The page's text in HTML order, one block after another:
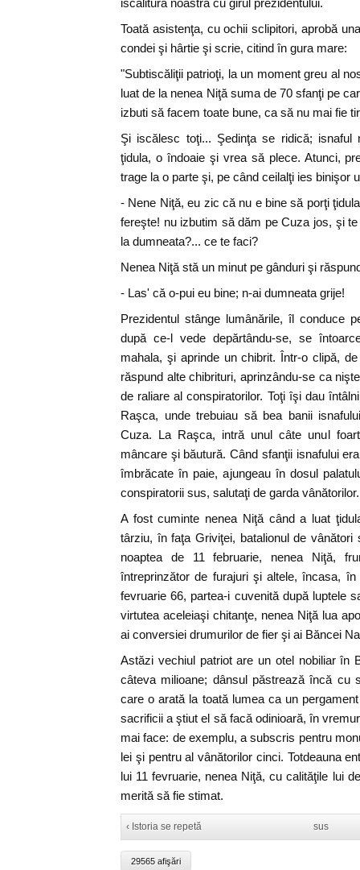
iscălitura noastră cu girul prezidentului.
Toată asistenţa, cu ochii sclipitori, aprobă
condei şi hârtie şi scrie, citind în gura mare:
"Subtiscăliţii patrioţi, la un moment greu al
luat de la nenea Niţă suma de 70 sfanţi pe
izbuti să facem toate bune, ca să nu mai fie
Şi iscălesc toţi... Şedinţa se ridică; isnaful
ţidula, o îndoaie şi vrea să plece. Atunci,
trage la o parte şi, pe când ceilalţi ies binişor
- Nene Niţă, eu zic că nu e bine să porţi
fereşte! nu izbutim să dăm pe Cuza jos, şi
la dumneata?... ce te faci?
Nenea Niţă stă un minut pe gânduri şi
- Las' că o-pui eu bine; n-ai dumneata grije!
Prezidentul stânge lumânările, îl conduce
după ce-l vede depărtându-se, se
mahala, şi aprinde un chibrit. Într-o clipă,
răspund alte chibrituri, aprinzându-se ca
de raliare al conspiratorilor. Toţi îşi dau
Raşca, unde trebuiau să bea banii
Cuza. La Raşca, intră unul câte unul
mâncare şi băutură. Când sfanţii isnafului
îmbrăcate în paie, ajungeau în dosul
conspiratorii sus, salutaţi de garda
A fost cuminte nenea Niţă când a luat
târziu, în faţa Griviţei, batalionul de
noaptea de 11 februarie, nenea Niţă,
întreprinzător de furajuri şi altele, încasa,
fevruarie 66, partea-i cuvenită după luptele
virtutea aceleiaşi chitanţe, nenea Niţă lua
ai conversiei drumurilor de fier şi ai Băncei
Astăzi vechiul patriot are un otel nobiliar în
câteva milioane; dânsul păstrează încă cu
care o arată la toată lumea ca un
sacrificii a ştiut el să facă odinioară, în
mai face: de exemplu, a subscris pentru
lei şi pentru al vânătorilor cinci. Totdeauna
lui 11 fevruarie, nenea Niţă, cu calităţile lui
merită să fie stimat.
‹ Istoria se repetă sus
29565 afişări